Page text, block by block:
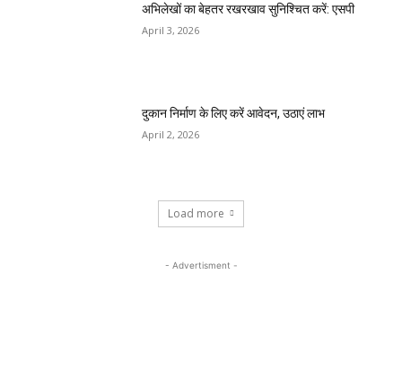
अभिलेखों का बेहतर रखरखाव सुनिश्चित करें: एसपी
April 3, 2026
दुकान निर्माण के लिए करें आवेदन, उठाएं लाभ
April 2, 2026
Load more
- Advertisment -